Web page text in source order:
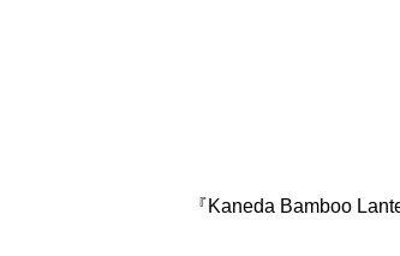
『Kaneda Bamboo